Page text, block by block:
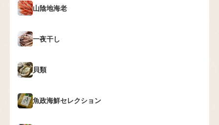
山陰地海老
一夜干し
貝類
魚政海鮮セレクション